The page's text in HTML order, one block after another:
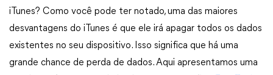
iTunes? Como você pode ter notado, uma das maiores
desvantagens do iTunes é que ele irá apagar todos os dados
existentes no seu dispositivo. Isso significa que há uma
grande chance de perda de dados. Aqui apresentamos uma